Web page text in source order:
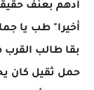
أدهم بعنف
أخيرا" طب يا
بقا طالب
حمل ثقيل كان